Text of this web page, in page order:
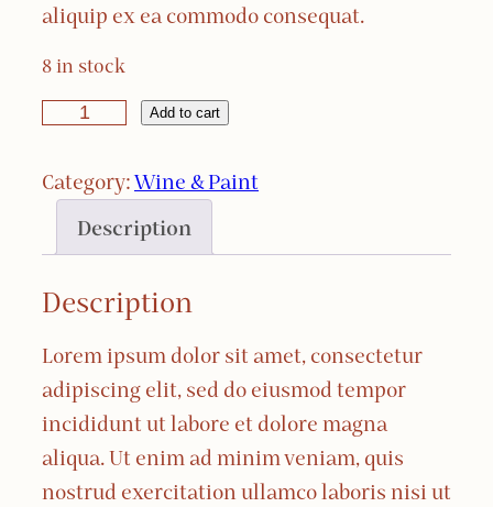
aliquip ex ea commodo consequat.
8 in stock
n
&
a
i
n
t
1
6
Add to cart
Category:Wine & Paint
Description
Description
Lorem ipsum dolor sit amet, consectetur
adipiscing elit, sed do eiusmod tempor
incididunt ut labore et dolore magna
aliqua. Ut enim ad minim veniam, quis
nostrud exercitation ullamco laboris nisi ut